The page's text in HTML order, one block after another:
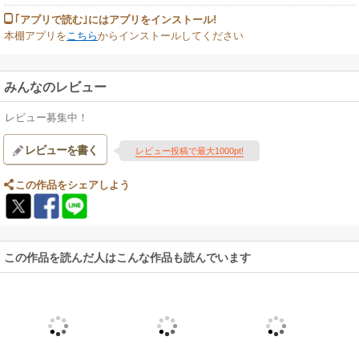
｢アプリで読む｣にはアプリをインストール!
本棚アプリを こちらからインストールしてください
みんなのレビュー
レビュー募集中！
レビューを書く レビュー投稿で最大1000pt!
この作品をシェアしよう
この作品を読んだ人はこんな作品も読んでいます